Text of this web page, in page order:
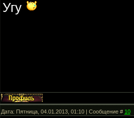
Угу
Дата: Пятница, 04.01.2013, 01:10 | Сообщение #10